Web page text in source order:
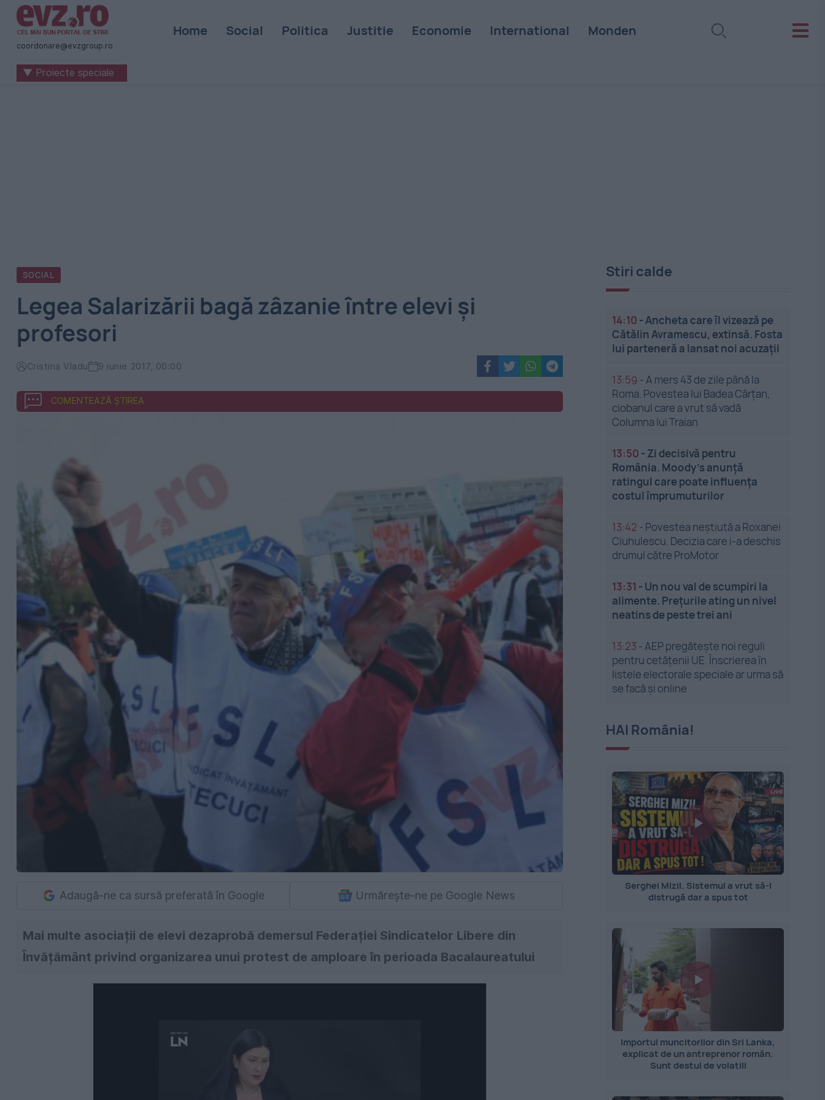
Știri
naționale
internaționale
coordonare@evzgroup.ro
Home Social Politica Justitie Economie International Monden
▼ Proiecte speciale
SOCIAL
Legea Salarizării bagă zâzanie între elevi și
profesori
Cristina Vladu 9 iunie 2017, 00:00
COMENTEAZĂ ȘTIREA
Adaugă-ne ca sursă preferată în Google Urmărește-ne pe Google News
Mai multe asociații de elevi dezaprobă demersul Federației Sindicatelor Libere din
Învățământ privind organizarea unui protest de amploare în perioada Bacalaureatului
Stiri calde
14:10 -Ancheta care îl vizează pe
Cătălin Avramescu, extinsă. Fosta
lui parteneră a lansat noi acuzații
13:59 -A mers 43 de zile până la
Roma. Povestea lui Badea Cârțan,
ciobanul care a vrut să vadă
Columna lui Traian
13:50 - Zi decisivă pentru
România. Moody’s anunță
ratingul care poate influența
costul împrumuturilor
13:42 - Povestea neștiută a Roxanei
Ciuhulescu. Decizia care i-a deschis
drumul către ProMotor
13:31 - Un nou val de scumpiri la
alimente. Prețurile ating un nivel
neatins de peste trei ani
13:23 -AEP pregătește noi reguli
pentru cetățenii UE. Înscrierea în
listele electorale speciale ar urma să
se facă și online
HAI România!
Serghei Mizil. Sistemul a vrut să-l
distrugă dar a spus tot
Importul muncitorilor din Sri Lanka,
explicat de un antreprenor român.
Sunt destul de volatili